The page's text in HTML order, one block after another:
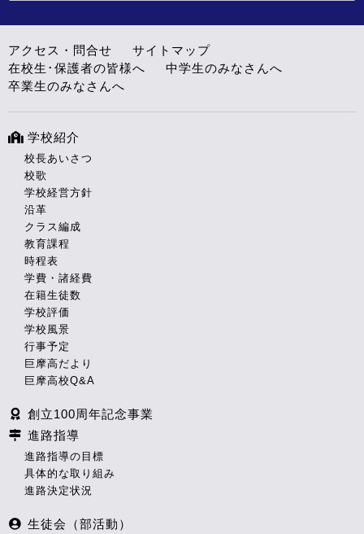
アクセス・問合せ
サイトマップ
在校生･保護者の皆様へ
中学生のみなさんへ
卒業生のみなさんへ
学校紹介
校長あいさつ
校歌
学校経営方針
沿革
クラス編成
教育課程
時程表
学費・諸経費
在籍生徒数
学校評価
学校風景
行事予定
巨摩高だより
巨摩高校Q&A
創立100周年記念事業
進路指導
進路指導の目標
具体的な取り組み
進路決定状況
生徒会（部活動）